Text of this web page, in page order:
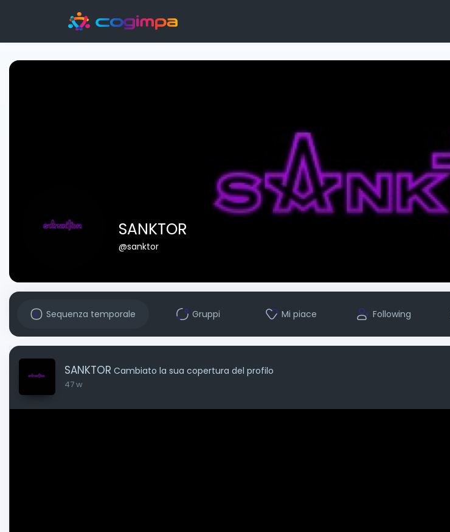
SANKTOR
@sanktor
Sequenza temporale Gruppi Mi piace Following
SANKTOR Cambiato la sua copertura del profilo
47 w